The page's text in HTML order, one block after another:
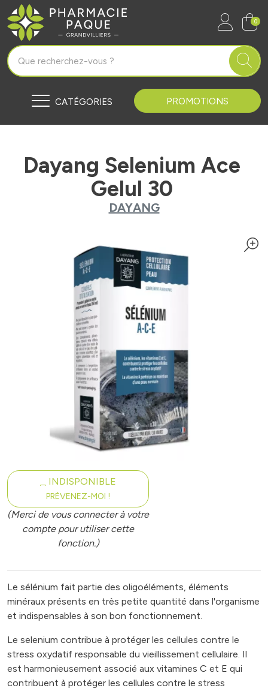
Pharmacie Paque Grandvilliers
0
CATÉGORIES PROMOTIONS
Dayang Selenium Ace
Gelul 30
DAYANG
INDISPONIBLE
PRÉVENEZ-MOI !
(Merci de vous connecter à votre
compte pour utiliser cette
fonction.)
Le sélénium fait partie des oligoéléments, éléments
minéraux présents en très petite quantité dans l'organisme
et indispensables à son bon fonctionnement.
Le selenium contribue à protéger les cellules contre le
stress oxydatif responsable du vieillissement cellulaire. Il
est harmonieusement associé aux vitamines C et E qui
contribuent à protéger les cellules contre le stress